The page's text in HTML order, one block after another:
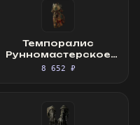
Темпоралис
Рунномастерское
Шёлковое платье
8 652 ₽